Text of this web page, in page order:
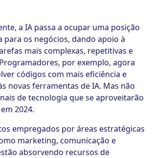
a IA passa a ocupar uma posição
para os negócios, dando apoio à
mais complexas, repetitivas e
por exemplo, agora
códigos com mais eficiência e
novas ferramentas de IA. Mas não
de tecnologia que se aproveitarão
2024.
empregados por áreas estratégicas
marketing, comunicação e
absorvendo recursos de